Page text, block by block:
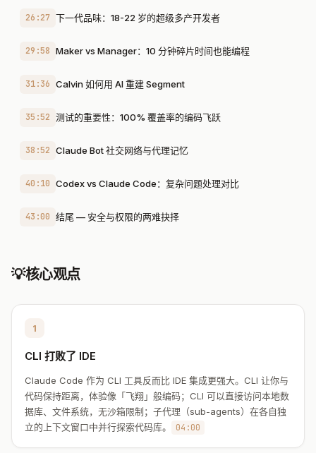
26:27 下一代品味：18-22 岁的超级多产开发者
29:58 Maker vs Manager：10 分钟碎片时间也能编程
31:36 Calvin 如何用 AI 重建 Segment
35:52 测试的重要性：100% 覆盖率的编码飞跃
38:52 Claude Bot 社交网络与代理记忆
40:10 Codex vs Claude Code：复杂问题处理对比
43:00 结尾 — 安全与权限的两难抉择
💡核心观点
1
CLI 打败了 IDE
Claude Code 作为 CLI 工具反而比 IDE 集成更强大。CLI 让你与
代码保持距离，体验像「飞翔」般编码；CLI 可以直接访问本地数
据库、文件系统，无沙箱限制；子代理（sub-agents）在各自独
立的上下文窗口中并行探索代码库。
04:00